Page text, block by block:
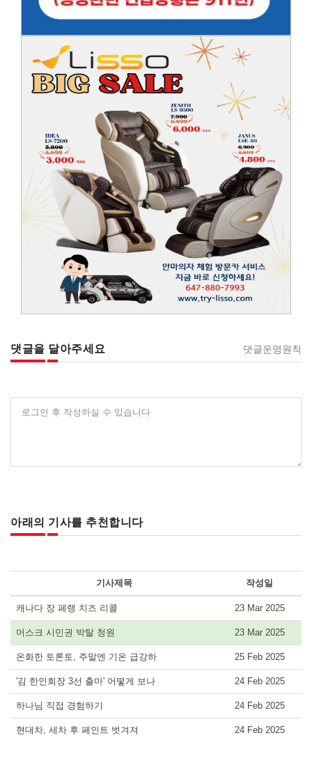
댓글을 달아주세요 댓글운영원칙
로그인 후 작성하실 수 있습니다
아래의 기사를 추천합니다
기사제목 작성일
캐나다 장 페랭 치즈 리콜 23 Mar 2025
머스크 시민권 박탈 청원 23 Mar 2025
온화한 토론토, 주말엔 기온 급강하 25 Feb 2025
'김 한인회장 3선 출마' 어떻게 보나 24 Feb 2025
하나님 직접 경험하기 24 Feb 2025
현대차, 세차 후 페인트 벗겨져 24 Feb 2025